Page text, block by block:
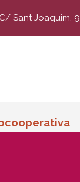
C/ Sant Joaquim,